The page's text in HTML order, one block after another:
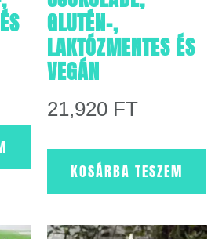
GLUTÉN-,
LAKTÓZMENTES ÉS
VEGÁN
21,920 FT
KOSÁRBA TESZEM